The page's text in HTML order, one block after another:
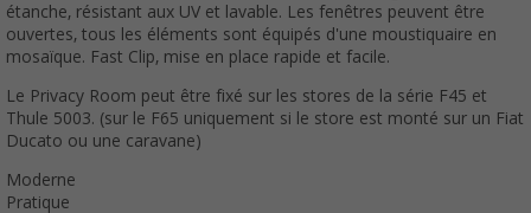
étanche, résistant aux UV et lavable. Les fenêtres peuvent être
ouvertes, tous les éléments sont équipés d'une moustiquaire en
mosaïque. Fast Clip, mise en place rapide et facile.
Le Privacy Room peut être fixé sur les stores de la série F45 et
Thule 5003. (sur le F65 uniquement si le store est monté sur un Fiat
Ducato ou une caravane)
Moderne
Pratique